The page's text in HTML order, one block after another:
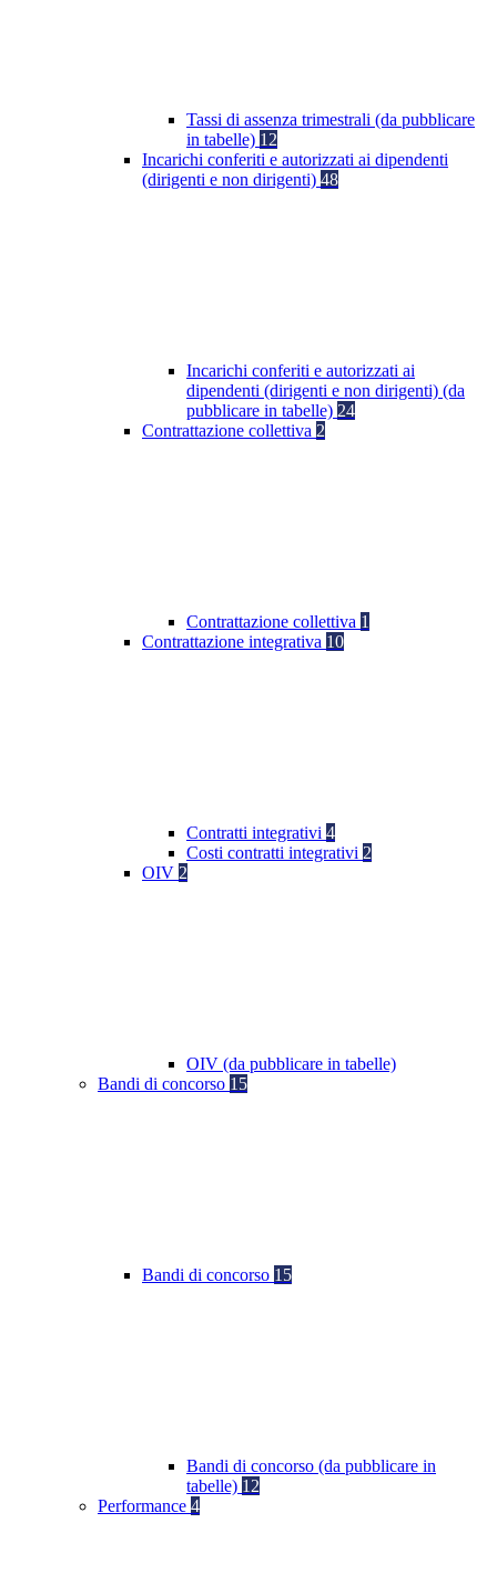
Tassi di assenza trimestrali (da pubblicare
in tabelle) 12
Incarichi conferiti e autorizzati ai dipendenti
(dirigenti e non dirigenti) 48
Incarichi conferiti e autorizzati ai
dipendenti (dirigenti e non dirigenti) (da
pubblicare in tabelle) 24
Contrattazione collettiva 2
Contrattazione collettiva 1
Contrattazione integrativa 10
Contratti integrativi 4
Costi contratti integrativi 2
OIV 2
OIV (da pubblicare in tabelle)
Bandi di concorso 15
Bandi di concorso 15
Bandi di concorso (da pubblicare in
tabelle) 12
Performance 4